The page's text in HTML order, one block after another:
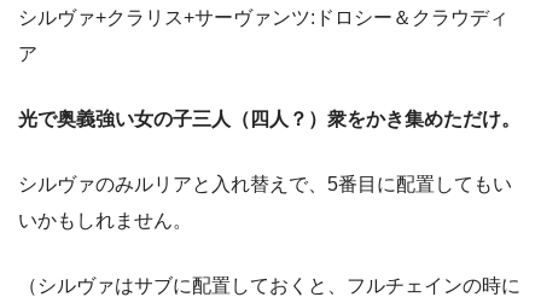
シルヴァ+クラリス+サーヴァンツ:ドロシー＆クラウディ
ア
光で奥義強い女の子三人（四人？）衆をかき集めただけ。
シルヴァのみルリアと入れ替えで、5番目に配置してもい
いかもしれません。
（シルヴァはサブに配置しておくと、フルチェインの時に